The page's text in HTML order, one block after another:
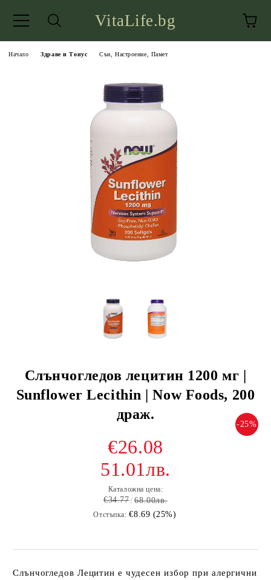
VitaLife.bg
Начало Здраве и Тонус Сън, Настроение, Памет
Слънчогледов лецитин 1200 мг |
Sunflower Lecithin | Now Foods, 200
драж.
-25%
€26.08
51.01лв.
Каталожна цена:
€34.77 68.00лв.
Отстъпка: €8.69 (25%)
Слънчогледов Лецитин е чудесен избор при алергични